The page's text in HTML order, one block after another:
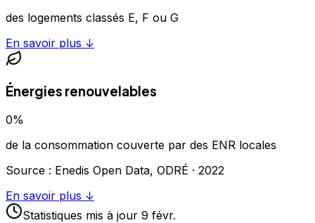
des logements classés E, F ou G
En savoir plus ↓
Énergies renouvelables
0%
de la consommation couverte par des ENR locales
Source : Enedis Open Data, ODRÉ · 2022
En savoir plus ↓
Statistiques mis à jour 9 févr.